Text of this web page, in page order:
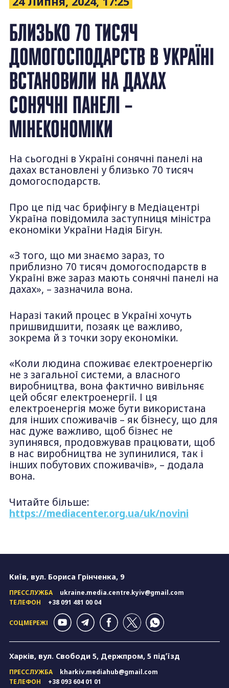
БЛИЗЬКО 70 ТИСЯЧ
ДОМОГОСПОДАРСТВ В УКРАЇНІ
ВСТАНОВИЛИ НА ДАХАХ
СОНЯЧНІ ПАНЕЛІ –
МІНЕКОНОМІКИ
На сьогодні в Україні сонячні панелі на
дахах встановлені у близько 70 тисяч
домогосподарств.
Про це під час брифінгу в Медіацентрі
Україна повідомила заступниця міністра
економіки України Надія Бігун.
«З того, що ми знаємо зараз, то
приблизно 70 тисяч домогосподарств в
Україні вже зараз мають сонячні панелі на
дахах», – зазначила вона.
Наразі такий процес в Україні хочуть
пришвидшити, позаяк це важливо,
зокрема й з точки зору економіки.
«Коли людина споживає електроенергію
не з загальної системи, а власного
виробництва, вона фактично вивільняє
цей обсяг електроенергії. І ця
електроенергія може бути використана
для інших споживачів – як бізнесу, що для
нас дуже важливо, щоб бізнес не
зупинявся, продовжував працювати, щоб
в нас виробництва не зупинилися, так і
інших побутових споживачів», – додала
вона.
Читайте більше:
https://mediacenter.org.ua/uk/novini
Київ, вул. Бориса Грінченка, 9
ПРЕССЛУЖБА
ukraine.media.centre.kyiv@gmail.com
ТЕЛЕФОН
+38 091 481 00 04
СОЦМЕРЕЖІ
Харків, вул. Свободи 5, Держпром, 5 підʼїзд
ПРЕССЛУЖБА
kharkiv.mediahub@gmail.com
ТЕЛЕФОН
+38 093 604 01 01